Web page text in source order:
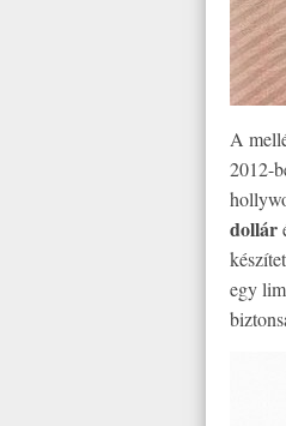
A
2012-
dollár
egy